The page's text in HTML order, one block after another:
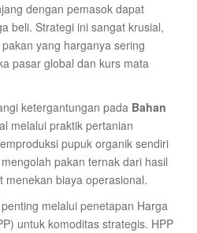
dengan pemasok dapat
beli. Strategi ini sangat krusial,
yang harganya sering
pasar global dan kurs mata
ketergantungan pada Bahan
melalui praktik pertanian
pupuk organik sendiri
pakan ternak dari hasil
menekan biaya operasional.
melalui penetapan Harga
untuk komoditas strategis. HPP